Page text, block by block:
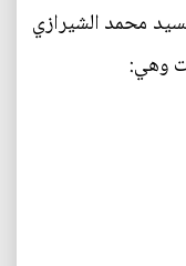
محمد الشيرازي
وهي: